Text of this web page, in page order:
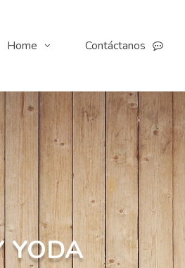
Home Contáctanos
YODA